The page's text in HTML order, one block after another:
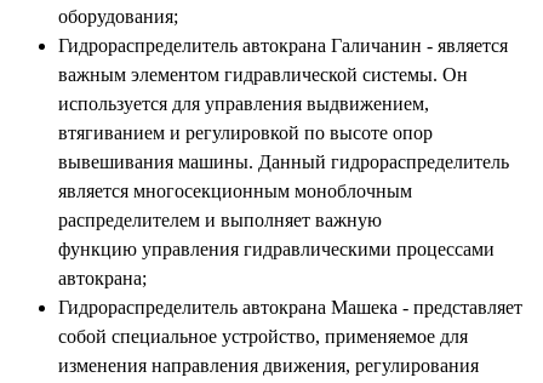
оборудования;
Гидрораспределитель автокрана Галичанин - является
важным элементом гидравлической системы. Он
используется для управления выдвижением,
втягиванием и регулировкой по высоте опор
вывешивания машины. Данный гидрораспределитель
является многосекционным моноблочным
распределителем и выполняет важную
функцию управления гидравлическими процессами
автокрана;
Гидрораспределитель автокрана Машека - представляет
собой специальное устройство, применяемое для
изменения направления движения, регулирования